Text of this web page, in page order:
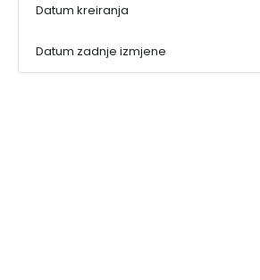
Datum kreiranja
Datum zadnje izmjene